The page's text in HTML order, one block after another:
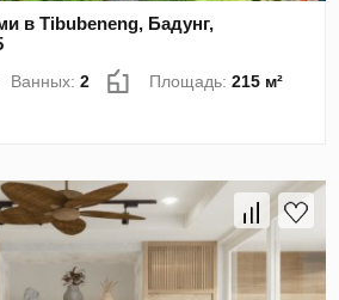
в Tibubeneng, Бадунг,
Ванных:2 Площадь:215 м²